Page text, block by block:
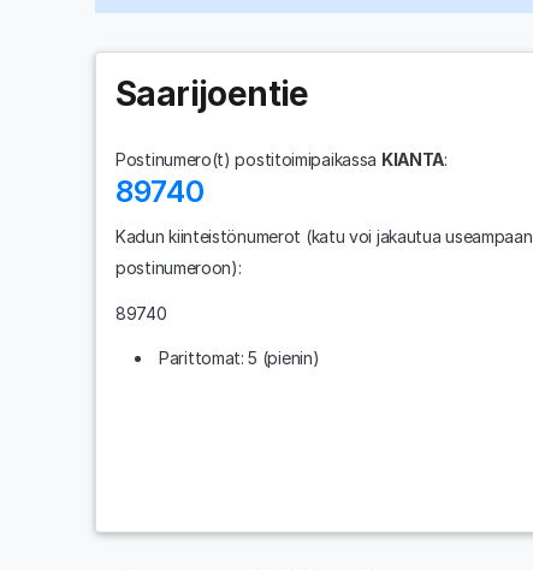
Saarijoentie
Postinumero(t) postitoimipaikassa KIANTA:
89740
Kadun kiinteistönumerot (katu voi jakautua useampaan
postinumeroon):
89740
Parittomat: 5 (pienin)